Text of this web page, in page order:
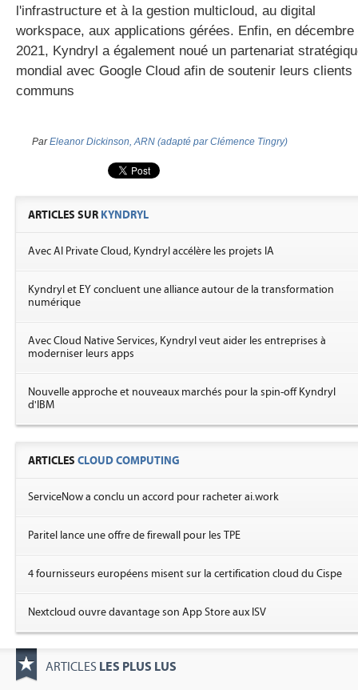
l'infrastructure et à la gestion multicloud, au digital
workspace, aux applications gérées. Enfin, en décembre
2021, Kyndryl a également noué un partenariat
mondial avec Google Cloud afin de soutenir leurs clients
communs
ParEleanor Dickinson, ARN (adapté par Clémence Tingry)
ARTICLES SUR KYNDRYL
Avec AI Private Cloud, Kyndryl accélère les projets IA
Kyndryl et EY concluent une alliance autour de la transformation
numérique
Avec Cloud Native Services, Kyndryl veut aider les entreprises à
moderniser leurs apps
Nouvelle approche et nouveaux marchés pour la spin-off Kyndryl
d'IBM
ARTICLES CLOUD COMPUTING
ServiceNow a conclu un accord pour racheter ai.work
Paritel lance une offre de firewall pour les TPE
4 fournisseurs européens misent sur la certification cloud du Cispe
Nextcloud ouvre davantage son App Store aux ISV
ARTICLES LES PLUS LUS